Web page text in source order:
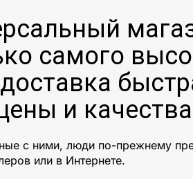
самого
и
с ними, люди по-прежнему
или в Интернете.